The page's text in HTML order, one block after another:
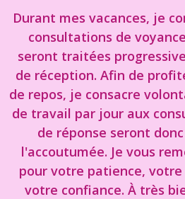
Durant mes vacances, je
consultations de
seront traitées
de réception. Afin de
de repos, je consacre
de travail par jour aux
de réponse seront
l'accoutumée. Je vous
pour votre patience,
votre confiance. À très